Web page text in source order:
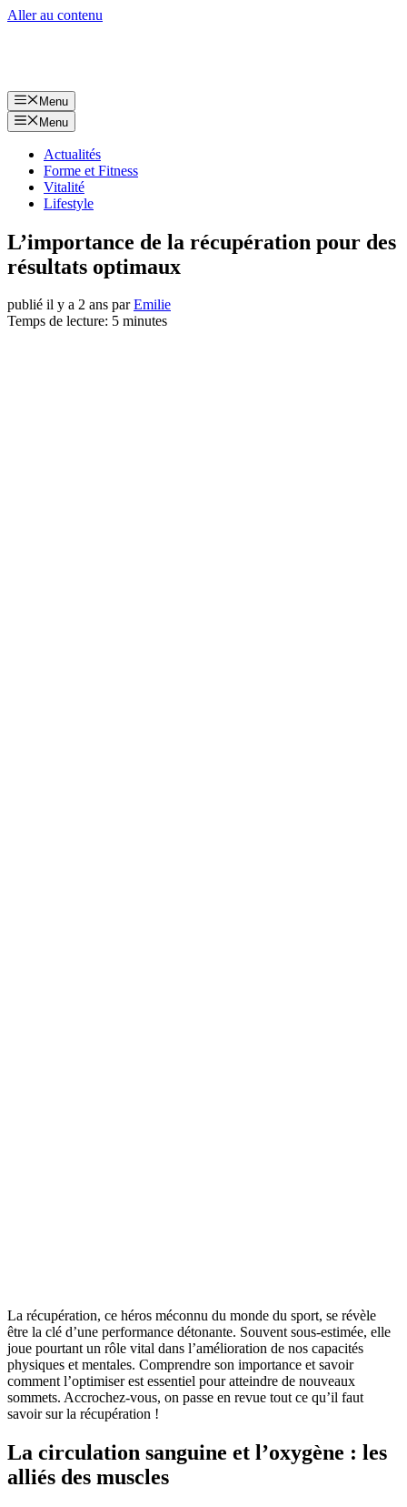
Aller au contenu
Menu
Menu
Actualités
Forme et Fitness
Vitalité
Lifestyle
L’importance de la récupération pour des
résultats optimaux
publié il y a 2 ans parEmilie
Temps de lecture: 5 minutes
La récupération, ce héros méconnu du monde du sport, se révèle
être la clé d’une performance détonante. Souvent sous-estimée, elle
joue pourtant un rôle vital dans l’amélioration de nos capacités
physiques et mentales. Comprendre son importance et savoir
comment l’optimiser est essentiel pour atteindre de nouveaux
sommets. Accrochez-vous, on passe en revue tout ce qu’il faut
savoir sur la récupération !
La circulation sanguine et l’oxygène : les
alliés des muscles